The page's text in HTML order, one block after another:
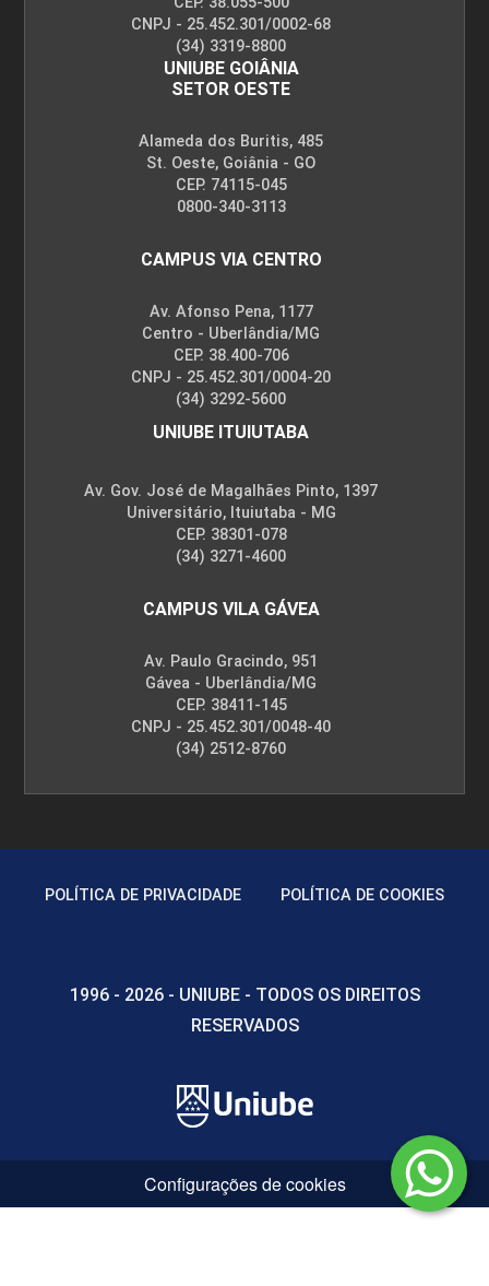
CNPJ - 25.452.301/0002-68
(34) 3319-8800
UNIUBE GOIÂNIA
SETOR OESTE
Alameda dos Buritis, 485
St. Oeste, Goiânia - GO
CEP. 74115-045
0800-340-3113
CAMPUS VIA CENTRO
Av. Afonso Pena, 1177
Centro - Uberlândia/MG
CEP. 38.400-706
CNPJ - 25.452.301/0004-20
(34) 3292-5600
UNIUBE ITUIUTABA
Av. Gov. José de Magalhães Pinto, 1397
Universitário, Ituiutaba - MG
CEP. 38301-078
(34) 3271-4600
CAMPUS VILA GÁVEA
Av. Paulo Gracindo, 951
Gávea - Uberlândia/MG
CEP. 38411-145
CNPJ - 25.452.301/0048-40
(34) 2512-8760
POLÍTICA DE PRIVACIDADE POLÍTICA DE COOKIES
1996 - 2026 - UNIUBE - TODOS OS DIREITOS
RESERVADOS
Configurações de cookies